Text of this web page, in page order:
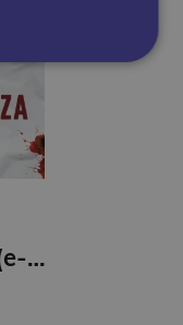
Ideālā laulība (e-grāmata)